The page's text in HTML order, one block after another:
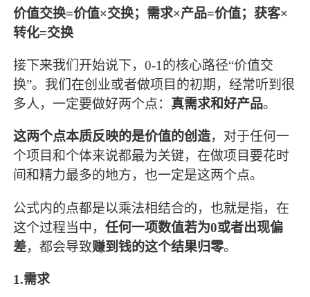
价值交换=价值×交换；需求×产品=价值；获客×
转化=交换
接下来我们开始说下，0-1的核心路径“价值交
换”。我们在创业或者做项目的初期，经常听到很
多人，一定要做好两个点： 真需求和好产品。
这两个点本质反映的是价值的创造，对于任何一
个项目和个体来说都最为关键，在做项目要花时
间和精力最多的地方，也一定是这两个点。
公式内的点都是以乘法相结合的，也就是指，在
这个过程当中，任何一项数值若为0或者出现偏
差，都会导致赚到钱的这个结果归零。
1.需求